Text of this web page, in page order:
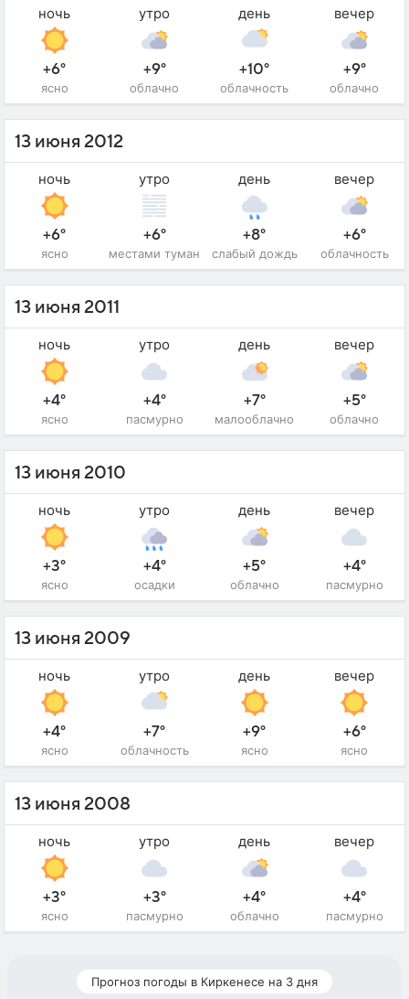
ночь
+6°
ясно
утро
+9°
облачно
день
+10°
облачность
вечер
+9°
облачно
13 июня 2012
ночь
+6°
ясно
утро
+6°
местами туман
день
+8°
слабый дождь
вечер
+6°
облачность
13 июня 2011
ночь
+4°
ясно
утро
+4°
пасмурно
день
+7°
малооблачно
вечер
+5°
облачно
13 июня 2010
ночь
+3°
ясно
утро
+4°
осадки
день
+5°
облачно
вечер
+4°
пасмурно
13 июня 2009
ночь
+4°
ясно
утро
+7°
облачность
день
+9°
ясно
вечер
+6°
ясно
13 июня 2008
ночь
+3°
ясно
утро
+3°
пасмурно
день
+4°
облачно
вечер
+4°
пасмурно
Прогноз погоды в Киркенесе на 3 дня